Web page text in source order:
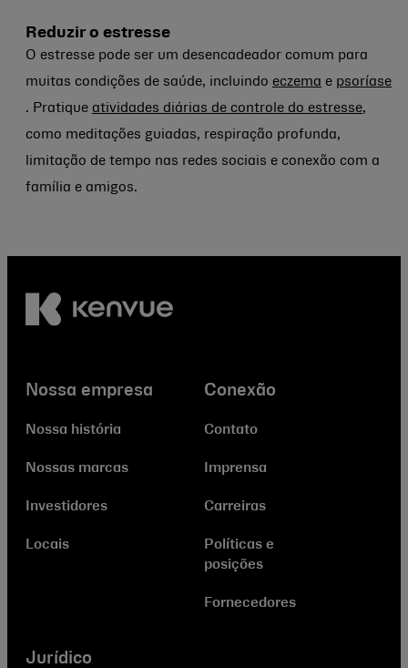
Reduzir o estresse
O estresse pode ser um desencadeador comum para
muitas condições de saúde, incluindo eczema e psoríase
. Pratique atividades diárias de controle do estresse,
como meditações guiadas, respiração profunda,
limitação de tempo nas redes sociais e conexão com a
família e amigos.
Nossa empresa
Nossa história
Nossas marcas
Investidores
Locais
Conexão
Contato
Imprensa
Carreiras
Políticas e
posições
Fornecedores
Jurídico